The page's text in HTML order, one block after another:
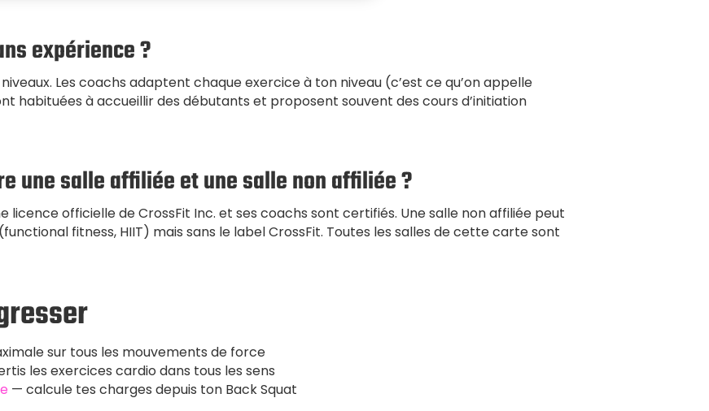
expérience ?
Les coachs adaptent chaque exercice à ton niveau (c’est ce qu’on appelle
habituées à accueillir des débutants et proposent souvent des cours d’initiation
une salle affiliée et une salle non affiliée ?
licence officielle de CrossFit Inc. et ses coachs sont certifiés. Une salle non affiliée peut
fitness, HIIT) mais sans le label CrossFit. Toutes les salles de cette carte sont
sur tous les mouvements de force
les exercices cardio dans tous les sens
— calcule tes charges depuis ton Back Squat